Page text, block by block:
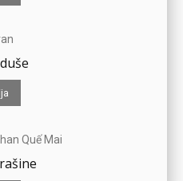
Quế Mai